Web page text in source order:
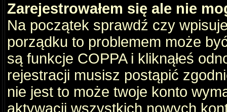
Zarejestrowałem się ale nie
Na początek sprawdź czy
porządku to problemem może
są funkcje COPPA i kliknąłeś
rejestracji musisz postąpić
nie jest to może twoje konto
aktywacji wszystkich nowych